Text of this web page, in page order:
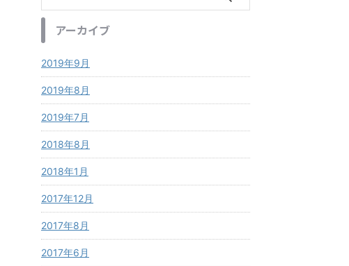
アーカイブ
2019年9月
2019年8月
2019年7月
2018年8月
2018年1月
2017年12月
2017年8月
2017年6月